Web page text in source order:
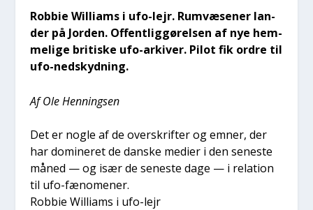
Rob­bie Wil­li­ams i ufo-lejr. Rumvæ­se­ner lan­
der på Jor­den. Offent­lig­gø­rel­sen af nye hem­
me­li­ge bri­ti­ske ufo-arki­ver. Pilot fik ordre til
ufo-ned­skyd­ning.
Af Ole Hen­nings­en
Det er nog­le af de over­skrif­ter og emner, der
har domi­ne­ret de dan­ske medi­er i den sene­ste
måned — og især de sene­ste dage — i rela­tion
til ufo-fæno­me­ner.
Rob­bie Wil­li­ams i ufo-lejr